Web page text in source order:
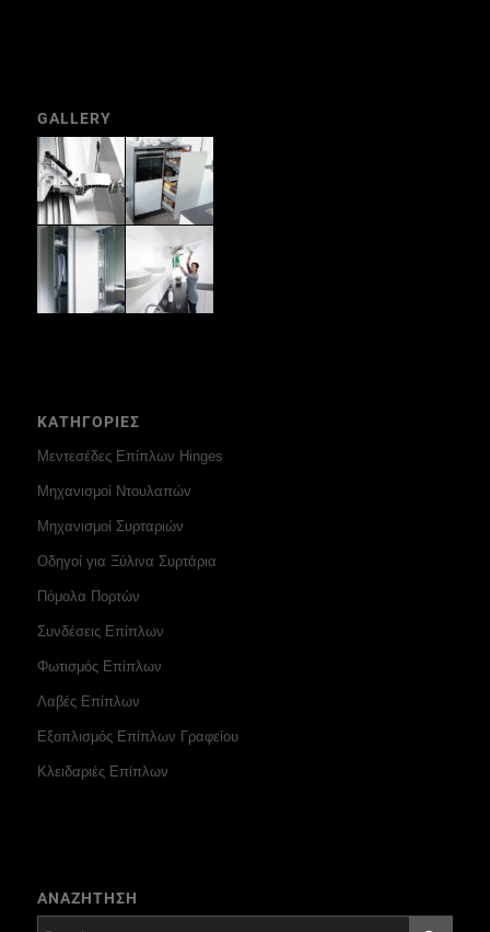
GALLERY
ΚΑΤΗΓΟΡΙΕΣ
Μεντεσέδες Επίπλων Hinges
Μηχανισμοί Ντουλαπών
Μηχανισμοί Συρταριών
Οδηγοί για Ξύλινα Συρτάρια
Πόμολα Πορτών
Συνδέσεις Επίπλων
Φωτισμός Επίπλων
Λαβές Επίπλων
Εξοπλισμός Επίπλων Γραφείου
Κλειδαριές Επίπλων
ΑΝΑΖΗΤΗΣΗ